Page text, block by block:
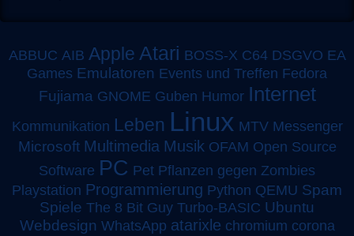
ABBUC AIB Apple Atari BOSS-X C64 DSGVO EA
Games Emulatoren Events und Treffen Fedora
Fujiama GNOME Guben Humor Internet
Kommunikation Leben Linux MTV Messenger
Microsoft Multimedia Musik OFAM Open Source
Software PC Pet Pflanzen gegen Zombies
Playstation Programmierung Python QEMU Spam
Spiele The 8 Bit Guy Turbo-BASIC Ubuntu
Webdesign WhatsApp atarixle chromium corona